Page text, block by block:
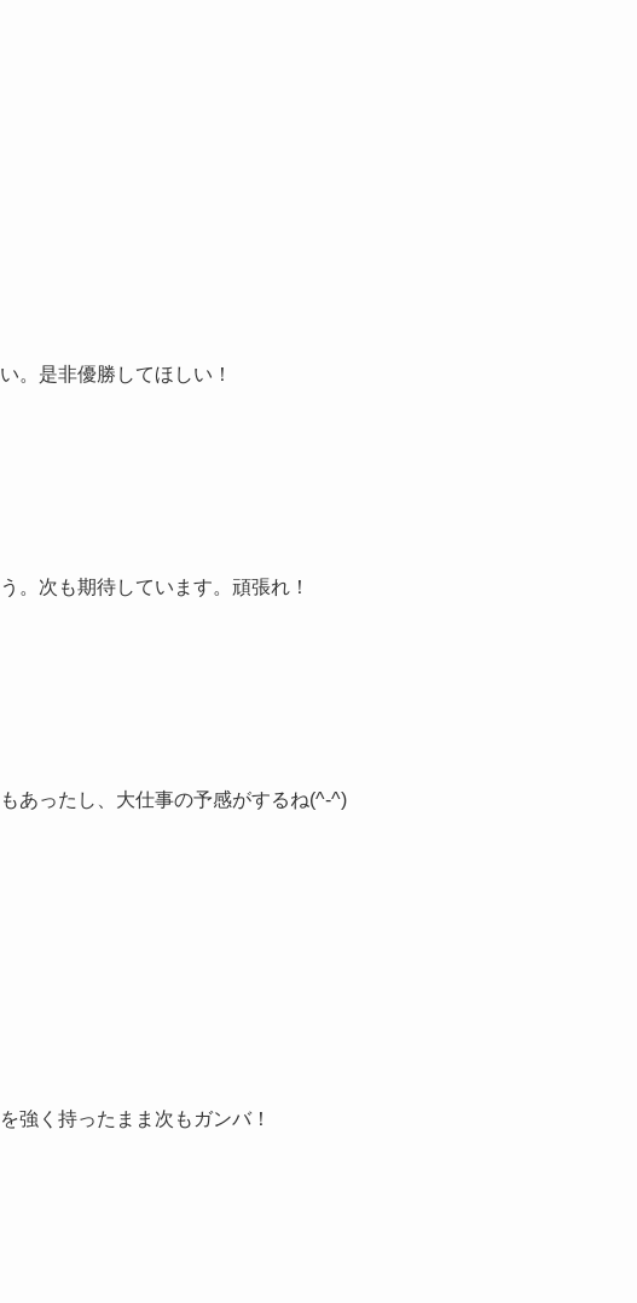
。是非優勝してほしい！
。次も期待しています。頑張れ！
あったし、大仕事の予感がするね(^-^)
強く持ったまま次もガンバ！